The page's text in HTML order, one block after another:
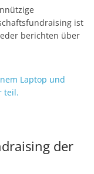
ist
berichten über
der